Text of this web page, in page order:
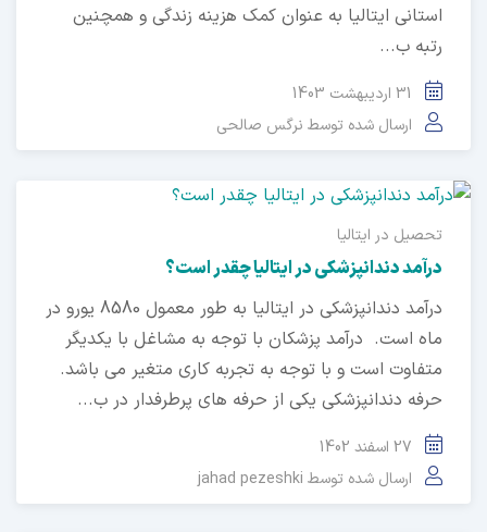
استانی ایتالیا به عنوان کمک هزینه زندگی و همچنین
رتبه ب...
31 اردیبهشت 1403
ارسال شده توسطنرگس صالحی
تحصیل در ایتالیا
درآمد دندانپزشکی در ایتالیا چقدر است؟
درآمد دندانپزشکی در ایتالیا به طور معمول 8580 یورو در
ماه است. درآمد پزشکان با توجه به مشاغل با یکدیگر
متفاوت است و با توجه به تجربه کاری متغیر می باشد.
حرفه دندانپزشکی یکی از حرفه های پرطرفدار در ب...
27 اسفند 1402
ارسال شده توسطjahad pezeshki